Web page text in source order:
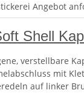
Angebot
Shell
verstellbare
mit
auf linker